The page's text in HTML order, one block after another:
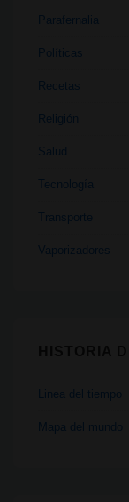
Parafernalia
Políticas
Recetas
Religión
Salud
Tecnología
Transporte
Vaporizadores
Linea del tiempo
Mapa del mundo